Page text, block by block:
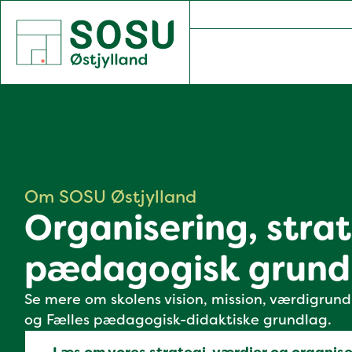
SOSU Østjylland | Gør dig klogere på livet
Om SOSU Østjylland
Organisering,
pædagogisk
Se mere om skolens vision, mission,
og Fælles pædagogisk-didaktiske grundlag.